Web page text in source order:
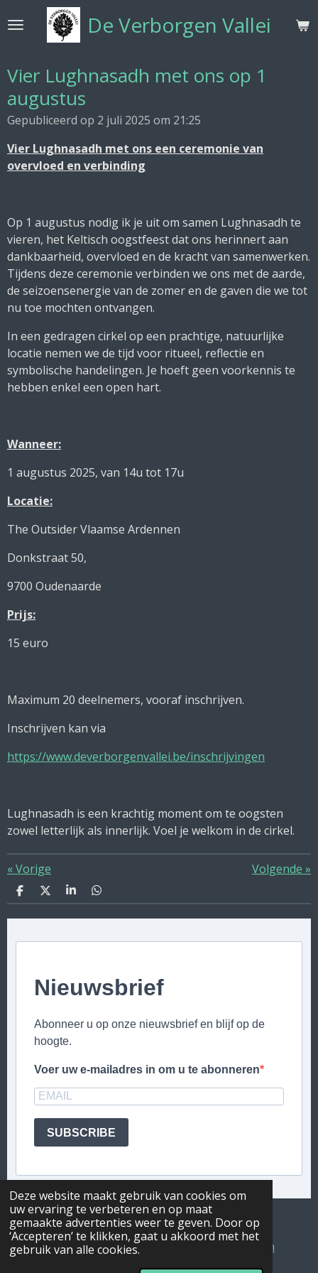
Deze website maakt gebruik van cookies om
uw ervaring te verbeteren en op maat
gemaakte advertenties weer te geven. Door op
‘Accepteren’ te klikken, gaat u akkoord met het
gebruik van alle cookies.
direct
hoofdinhoud
De Verborgen Vallei
Vier Lughnasadh met ons op 1
augustus
Gepubliceerd op 2 juli 2025 om 21:25
Vier Lughnasadh met ons een ceremonie van
overvloed en verbinding
Op 1 augustus nodig ik je uit om samen Lughnasadh te
vieren, het Keltisch oogstfeest dat ons herinnert aan
dankbaarheid, overvloed en de kracht van samenwerken.
Tijdens deze ceremonie verbinden we ons met de aarde,
de seizoensenergie van de zomer en de gaven die we tot
nu toe mochten ontvangen.
In een gedragen cirkel op een prachtige, natuurlijke
locatie nemen we de tijd voor ritueel, reflectie en
symbolische handelingen. Je hoeft geen voorkennis te
hebben enkel een open hart.
Wanneer:
1 augustus 2025, van 14u tot 17u
Locatie:
The Outsider Vlaamse Ardennen
Donkstraat 50,
9700 Oudenaarde
Prijs:
15 euro
Maximum 20 deelnemers, vooraf inschrijven.
Inschrijven kan via
https://www.deverborgenvallei.be/inschrijvingen
Lughnasadh is een krachtig moment om te oogsten
zowel letterlijk als innerlijk. Voel je welkom in de cirkel.
«Vorige Volgende »
D
e
l
n
D
e
e
S
h
a
e
D
e
l
n
Nieuwsbrief
Abonneer u op onze nieuwsbrief en blijf op de
hoogte.
Voer uw e-mailadres in om u te abonneren
SUBSCRIBE
BE0778.944.147
Privacyverklaring | Algemene voorwaarden